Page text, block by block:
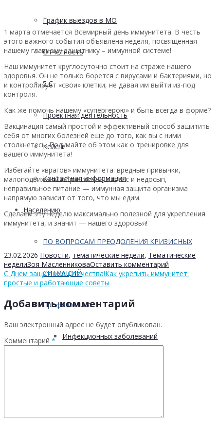
График выездов в МО
Отчетность
5 С
Проектная деятельность
Кейсы
Контактная информация
Населению
ПО ВОПРОСАМ ПРЕОДОЛЕНИЯ КРИЗИСНЫХ
СИТУАЦИЙ
Профилактика
Инфекционных заболеваний
1 марта отмечается Всемирный день иммунитета. В честь
этого важного события объявлена неделя, посвященная
нашему главному защитнику – иммунной системе!
Наш иммунитет круглосуточно стоит на страже нашего
здоровья. Он не только борется с вирусами и бактериями, но
и контролирует «свои» клетки, не давая им выйти из-под
контроля.
Как же помочь нашему «супергерою» и быть всегда в форме?
Вакцинация самый простой и эффективный способ защитить
себя от многих болезней еще до того, как вы с ними
столкнетесь. Подумайте об этом как о тренировке для
вашего иммунитета!
Избегайте «врагов» иммунитета: вредные привычки,
малоподвижный образ жизни, стресс и недосып,
неправильное питание — иммунная защита организма
напрямую зависит от того, что мы едим.
Сделаем эту неделю максимально полезной для укрепления
иммунитета, и значит — нашего здоровья!
23.02.2026 Новости, тематические недели, Тематические
неделиЗоя МасленниковаОставить комментарий
С Днем защитника Отечества!Как укрепить иммунитет:
простые и работающие советы
Добавить комментарий
Ваш электронный адрес не будет опубликован.
Комментарий *